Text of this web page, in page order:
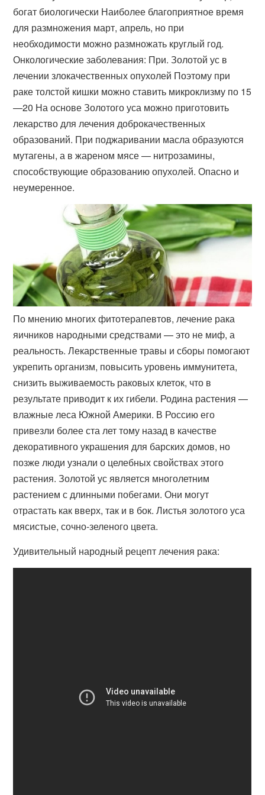
богат биологически Наиболее благоприятное время
для размножения март, апрель, но при
необходимости можно размножать круглый год.
Онкологические заболевания: При. Золотой ус в
лечении злокачественных опухолей Поэтому при
раке толстой кишки можно ставить микроклизму по 15
—20 На основе Золотого уса можно приготовить
лекарство для лечения доброкачественных
образований. При поджаривании масла образуются
мутагены, а в жареном мясе — нитрозамины,
способствующие образованию опухолей. Опасно и
неумеренное.
По мнению многих фитотерапевтов, лечение рака
яичников народными средствами — это не миф, а
реальность. Лекарственные травы и сборы помогают
укрепить организм, повысить уровень иммунитета,
снизить выживаемость раковых клеток, что в
результате приводит к их гибели. Родина растения —
влажные леса Южной Америки. В Россию его
привезли более ста лет тому назад в качестве
декоративного украшения для барских домов, но
позже люди узнали о целебных свойствах этого
растения. Золотой ус является многолетним
растением с длинными побегами. Они могут
отрастать как вверх, так и в бок. Листья золотого уса
мясистые, сочно-зеленого цвета.
Удивительный народный рецепт лечения рака: